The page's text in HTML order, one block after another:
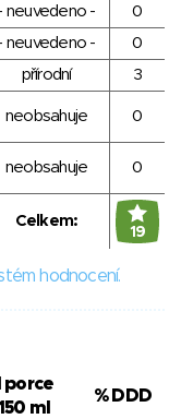
neuvedeno -
0
neuvedeno -
0
přírodní
3
neobsahuje 0
neobsahuje 0
Celkem:
19
hodnocení.
porce
ml
% DDD